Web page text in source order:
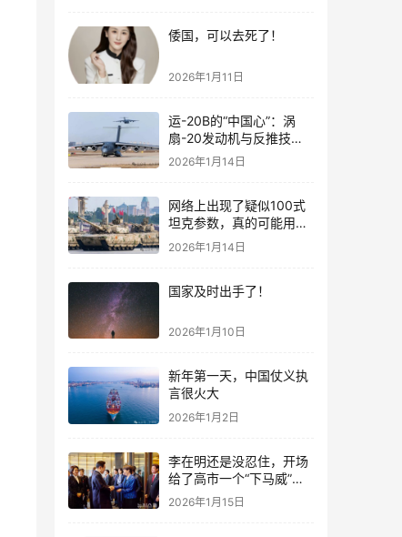
倭国，可以去死了！
2026年1月11日
运-20B的“中国心”：涡
扇-20发动机与反推技术
大突破！
2026年1月14日
网络上出现了疑似100式
坦克参数，真的可能用了
钛合金装甲！
2026年1月14日
国家及时出手了！
2026年1月10日
新年第一天，中国仗义执
言很火大
2026年1月2日
李在明还是没忍住，开场
给了高市一个“下马威”，
还特意提到中国
2026年1月15日